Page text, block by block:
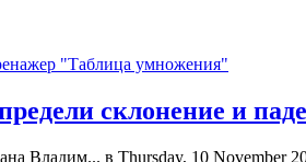
"Таблица умножения"
склонение и
Владим... в Thursday, 10 November